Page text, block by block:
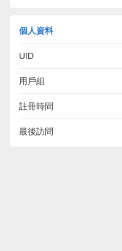
個人資料
UID
用戶組
註冊時間
最後訪問